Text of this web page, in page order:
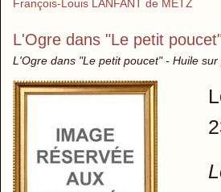
François-Louis LANFANT de METZ
L'Ogre dans "Le petit
L'Ogre dans "Le petit poucet" - Huile